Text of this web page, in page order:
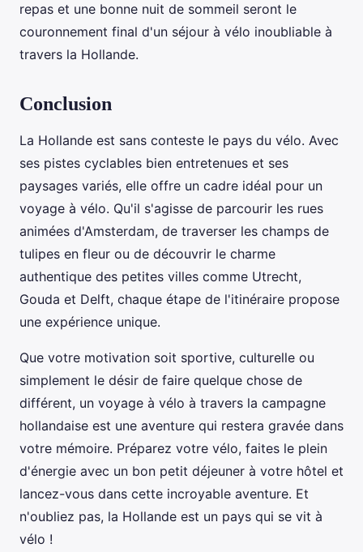
repas et une bonne nuit de sommeil seront le
couronnement final d'un séjour à vélo inoubliable à
travers la Hollande.
Conclusion
La Hollande est sans conteste le pays du vélo. Avec
ses pistes cyclables bien entretenues et ses
paysages variés, elle offre un cadre idéal pour un
voyage à vélo. Qu'il s'agisse de parcourir les rues
animées d'Amsterdam, de traverser les champs de
tulipes en fleur ou de découvrir le charme
authentique des petites villes comme Utrecht,
Gouda et Delft, chaque étape de l'itinéraire propose
une expérience unique.
Que votre motivation soit sportive, culturelle ou
simplement le désir de faire quelque chose de
différent, un voyage à vélo à travers la campagne
hollandaise est une aventure qui restera gravée dans
votre mémoire. Préparez votre vélo, faites le plein
d'énergie avec un bon petit déjeuner à votre hôtel et
lancez-vous dans cette incroyable aventure. Et
n'oubliez pas, la Hollande est un pays qui se vit à
vélo !